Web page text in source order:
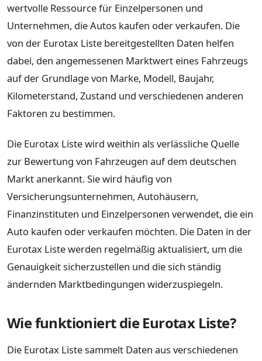
wertvolle Ressource für Einzelpersonen und
Unternehmen, die Autos kaufen oder verkaufen. Die
von der Eurotax Liste bereitgestellten Daten helfen
dabei, den angemessenen Marktwert eines Fahrzeugs
auf der Grundlage von Marke, Modell, Baujahr,
Kilometerstand, Zustand und verschiedenen anderen
Faktoren zu bestimmen.
Die Eurotax Liste wird weithin als verlässliche Quelle
zur Bewertung von Fahrzeugen auf dem deutschen
Markt anerkannt. Sie wird häufig von
Versicherungsunternehmen, Autohäusern,
Finanzinstituten und Einzelpersonen verwendet, die ein
Auto kaufen oder verkaufen möchten. Die Daten in der
Eurotax Liste werden regelmäßig aktualisiert, um die
Genauigkeit sicherzustellen und die sich ständig
ändernden Marktbedingungen widerzuspiegeln.
Wie funktioniert die Eurotax Liste?
Die Eurotax Liste sammelt Daten aus verschiedenen